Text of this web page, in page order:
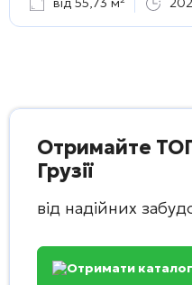
Отримайте
Грузії
від надійних
Отримати